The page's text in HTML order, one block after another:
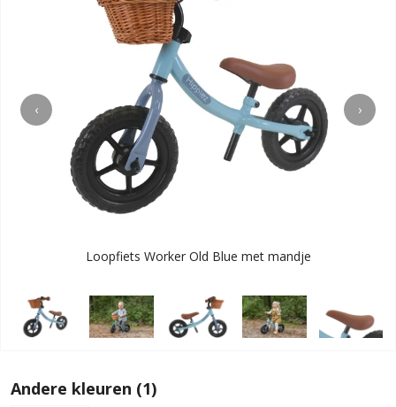
‹ ›
Loopfiets Worker Old Blue met mandje
Andere kleuren (1)